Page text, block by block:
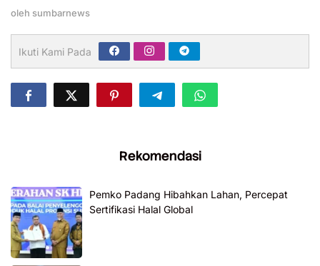
oleh sumbarnews
Ikuti Kami Pada
Rekomendasi
Pemko Padang Hibahkan Lahan, Percepat
Sertifikasi Halal Global